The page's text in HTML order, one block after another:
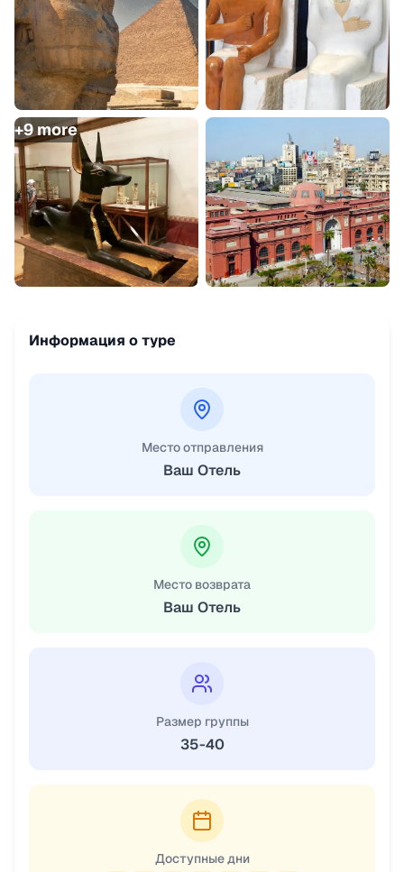
+9more
Информация о туре
Место отправления
Ваш Отель
Место возврата
Ваш Отель
Размер группы
35-40
Доступные дни